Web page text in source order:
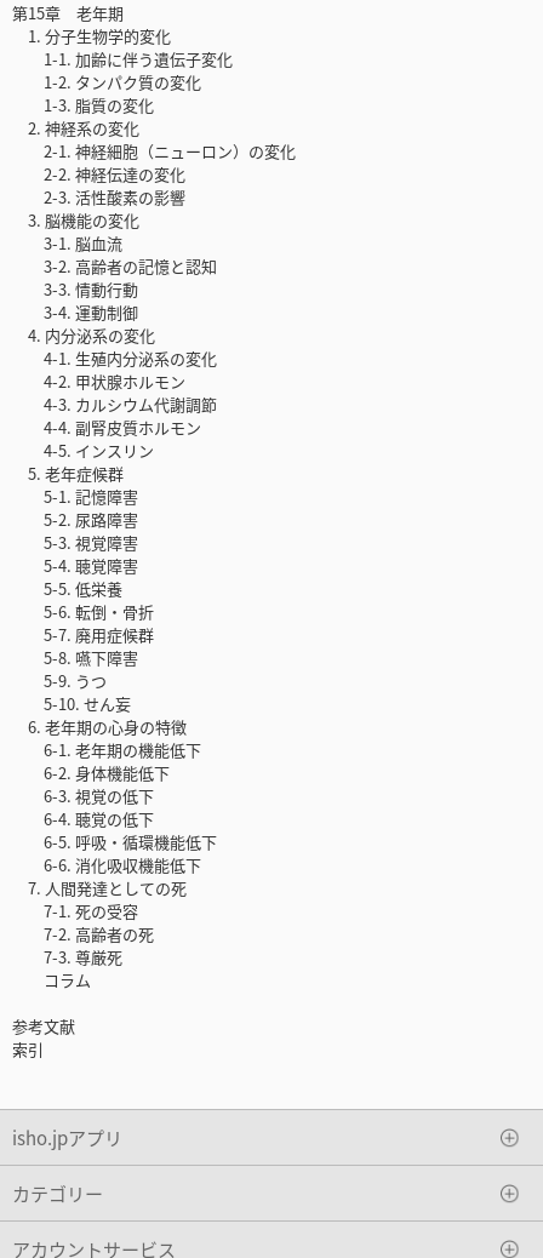
第15章 老年期
1. 分子生物学的変化
1-1. 加齢に伴う遺伝子変化
1-2. タンパク質の変化
1-3. 脂質の変化
2. 神経系の変化
2-1. 神経細胞（ニューロン）の変化
2-2. 神経伝達の変化
2-3. 活性酸素の影響
3. 脳機能の変化
3-1. 脳血流
3-2. 高齢者の記憶と認知
3-3. 情動行動
3-4. 運動制御
4. 内分泌系の変化
4-1. 生殖内分泌系の変化
4-2. 甲状腺ホルモン
4-3. カルシウム代謝調節
4-4. 副腎皮質ホルモン
4-5. インスリン
5. 老年症候群
5-1. 記憶障害
5-2. 尿路障害
5-3. 視覚障害
5-4. 聴覚障害
5-5. 低栄養
5-6. 転倒・骨折
5-7. 廃用症候群
5-8. 嚥下障害
5-9. うつ
5-10. せん妄
6. 老年期の心身の特徴
6-1. 老年期の機能低下
6-2. 身体機能低下
6-3. 視覚の低下
6-4. 聴覚の低下
6-5. 呼吸・循環機能低下
6-6. 消化吸収機能低下
7. 人間発達としての死
7-1. 死の受容
7-2. 高齢者の死
7-3. 尊厳死
コラム
参考文献
索引
isho.jpアプリ
カテゴリー
アカウントサービス